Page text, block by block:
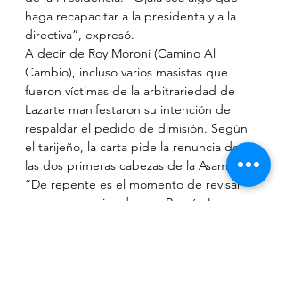
haga recapacitar a la presidenta y a la
directiva”, expresó.
A decir de Roy Moroni (Camino Al
Cambio), incluso varios masistas que
fueron víctimas de la arbitrariedad de
Lazarte manifestaron su intención de
respaldar el pedido de dimisión. Según
el tarijeño, la carta pide la renuncia de
las dos primeras cabezas de la Asamblea.
“De repente es el momento de revisar
ese compromiso de que Román Loayza